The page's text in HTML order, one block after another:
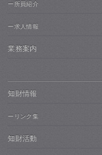
ー所員紹介
ー求人情報
業務案内
知財情報
ーリンク集
知財活動